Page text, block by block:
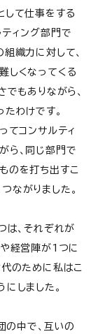
して仕事をする
ティング部門で
織力に対して、
しくなってくる
でもありながら、
わけです。
てコンサルティ
ら、同じ部門で
のを打ち出すこ
ながりました。
は、それぞれが
や経営陣が1つに
代のために私はこ
しました。
の中で、互いの